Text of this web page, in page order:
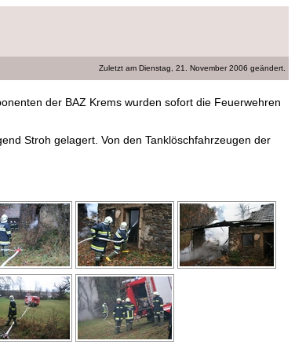
Zuletzt am Dienstag, 21. November 2006 geändert
der BAZ Krems wurden sofort die Feuerwehren
Stroh gelagert. Von den Tanklöschfahrzeugen der